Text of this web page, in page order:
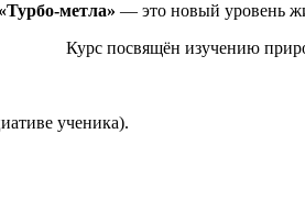
метла» — это новый уровень
Курс посвящён изучению
ученика).